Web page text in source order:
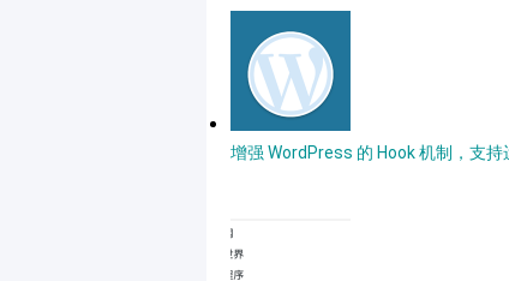
增强 WordPress 的 Hook 机制，支持